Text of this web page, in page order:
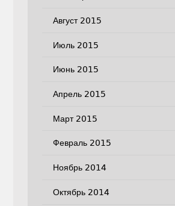
Август 2015
Июль 2015
Июнь 2015
Апрель 2015
Март 2015
Февраль 2015
Ноябрь 2014
Октябрь 2014